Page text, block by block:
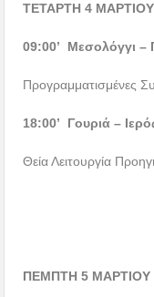
ΤΕΤΑΡΤΗ 4 ΜΑΡΤΙΟΥ
09:00’ Μεσολόγγι –
Προγραμματισμένες
18:00’ Γουριά –
Θεία Λειτουργία
ΠΕΜΠΤΗ 5 ΜΑΡΤΙΟΥ